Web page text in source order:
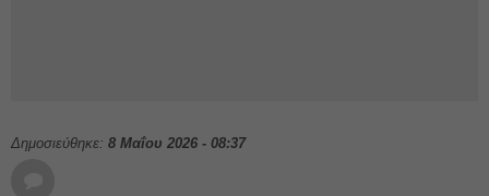
Δημοσιεύθηκε: 8 Μαΐου 2026 - 08:37